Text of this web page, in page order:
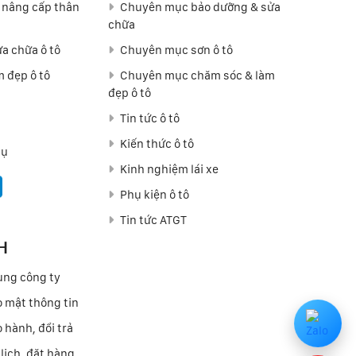
cấp thân
chữa ô tô
đẹp ô tô
Chuyên mục bảo dưỡng & sửa
chữa
Chuyên mục sơn ô tô
Chuyên mục chăm sóc & làm
đẹp ô tô
Tin tức ô tô
Kiến thức ô tô
Kinh nghiệm lái xe
Phụ kiện ô tô
Tin tức ATGT
công ty
mật thông tin
hành, đổi trả